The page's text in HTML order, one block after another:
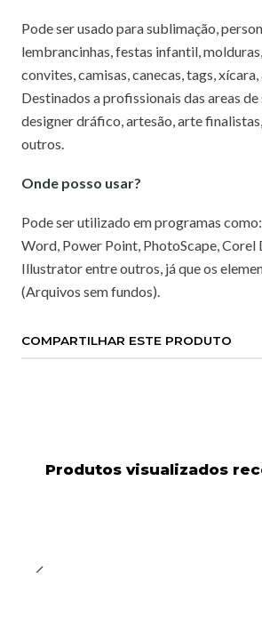
Pode ser usado para sublimação,
lembrancinhas, festas infantil,
convites, camisas, canecas, tags,
Destinados a profissionais das areas
designer dráfico, artesão, arte
outros.
Onde posso usar?
Pode ser utilizado em programas
Word, Power Point, PhotoScape, Corel
Illustrator entre outros, já que os
(Arquivos sem fundos).
COMPARTILHAR ESTE PRODUTO
Produtos visualizados